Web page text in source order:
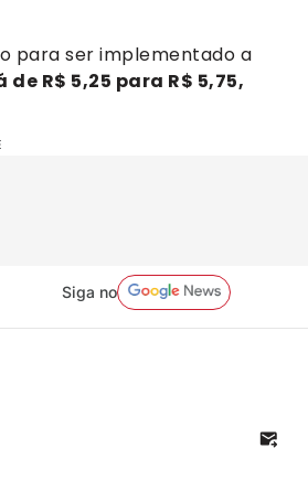
para ser implementado a
R$ 5,25 para R$ 5,75,
Siga no